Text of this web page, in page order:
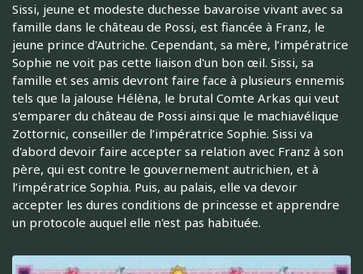
Sissi, jeune et modeste duchesse bavaroise vivant avec sa
famille dans le château de Possi, est fiancée à Franz, le
jeune prince d'Autriche. Cependant, sa mère, l’impératrice
Sophie ne voit pas cette liaison d'un bon œil. Sissi, sa
famille et ses amis devront faire face à plusieurs ennemis
tels que la jalouse Hélèna, le brutal Comte Arkas qui veut
s'emparer du château de Possi ainsi que le machiavélique
Zottornic, conseiller de l’impératrice Sophie. Sissi va
d'abord devoir faire accepter sa relation avec Franz à son
père, qui est contre le gouvernement autrichien, et à
l’impératrice Sophia. Puis, au palais, elle va devoir
accepter les dures conditions de princesse et apprendre
un protocole auquel elle n'est pas habituée.